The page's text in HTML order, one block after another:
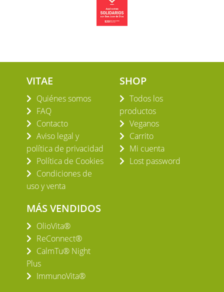
VITAE
Quiénes somos
FAQ
Contacto
Aviso legal y
política de privacidad
Política de Cookies
Condiciones de
uso y venta
SHOP
Todos los
productos
Veganos
Carrito
Mi cuenta
Lost password
MÁS VENDIDOS
OlioVita®
ReConnect®
CalmTu® Night
Plus
ImmunoVita®